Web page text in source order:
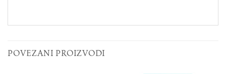
POVEZANI PROIZVODI